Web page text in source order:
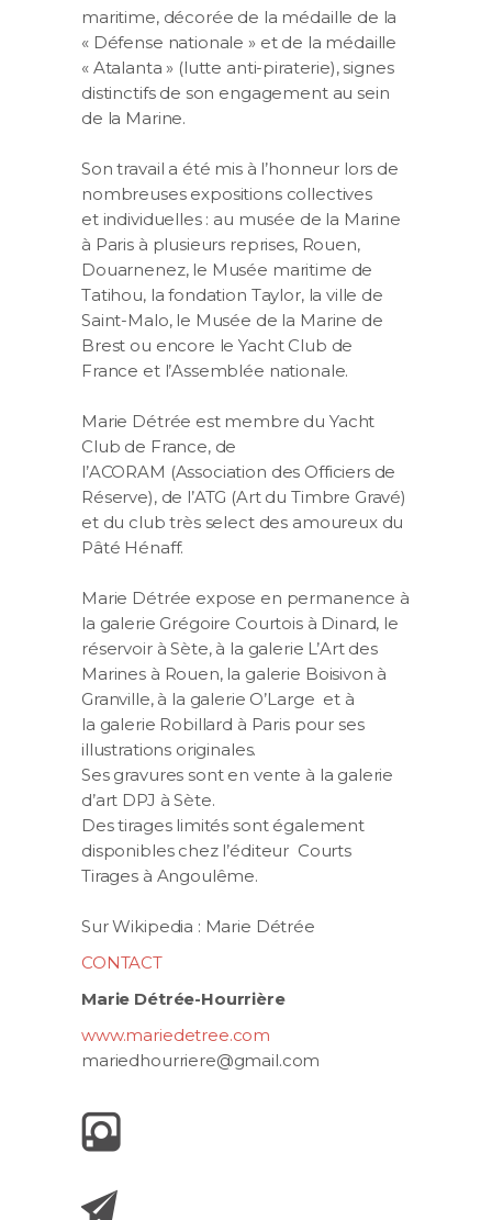
maritime, décorée de la médaille de la
« Défense nationale » et de la médaille
« Atalanta » (lutte anti-piraterie), signes
distinctifs de son engagement au sein
de la Marine.
Son travail a été mis à l’honneur lors de
nombreuses expositions collectives
et individuelles : au musée de la Marine
à Paris à plusieurs reprises, Rouen,
Douarnenez, le Musée maritime de
Tatihou, la fondation Taylor, la ville de
Saint-Malo, le Musée de la Marine de
Brest ou encore le Yacht Club de
France et l’Assemblée nationale.
Marie Détrée est membre du Yacht
Club de France, de
l’ACORAM (Association des Officiers de
Réserve), de l’ATG (Art du Timbre Gravé)
et du club très select des amoureux du
Pâté Hénaff.
Marie Détrée expose en permanence à
la galerie Grégoire Courtois à Dinard, le
réservoir à Sète, à la galerie L’Art des
Marines à Rouen, la galerie Boisivon à
Granville, à la galerie O’Large et à
la galerie Robillard à Paris pour ses
illustrations originales.
Ses gravures sont en vente à la galerie
d’art DPJ à Sète.
Des tirages limités sont également
disponibles chez l’éditeur Courts
Tirages à Angoulême.
Sur Wikipedia : Marie Détrée
CONTACT
Marie Détrée-Hourrière
www.mariedetree.com
mariedhourriere@gmail.com